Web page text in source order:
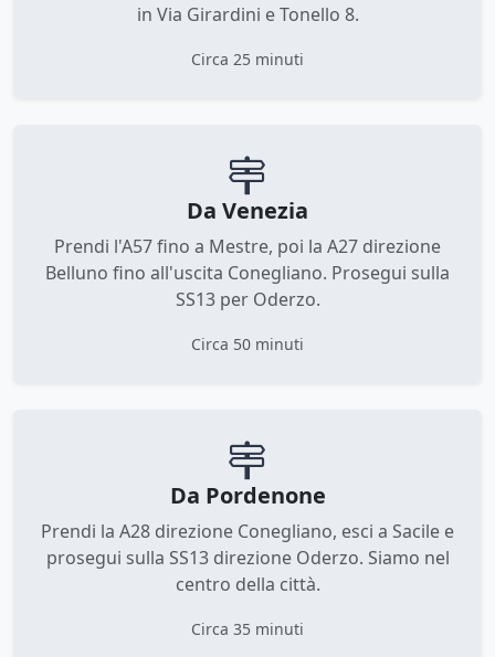
in Via Girardini e Tonello 8.
Circa 25 minuti
Da Venezia
Prendi l'A57 fino a Mestre, poi la A27 direzione
Belluno fino all'uscita Conegliano. Prosegui sulla
SS13 per Oderzo.
Circa 50 minuti
Da Pordenone
Prendi la A28 direzione Conegliano, esci a Sacile e
prosegui sulla SS13 direzione Oderzo. Siamo nel
centro della città.
Circa 35 minuti